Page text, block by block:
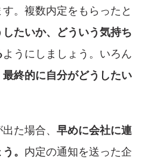
。複数内定をもらったと
たいか、どういう気持ち
ようにしましょう。いろん
最終的に自分がどうしたい
た場合、 早めに会社に連
。 内定の通知を送った企